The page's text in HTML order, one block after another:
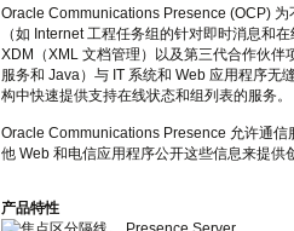
Oracle Communications Presence (OCP)
（如 Internet 工程任务组的针对即时消息和
XDM（XML 文档管理）以及第三代合作伙伴
服务和 Java）与 IT 系统和 Web 应用程序无
构中快速提供支持在线状态和组列表的服务。
Oracle Communications Presence 允许通
他 Web 和电信应用程序公开这些信息来提供
产品特性